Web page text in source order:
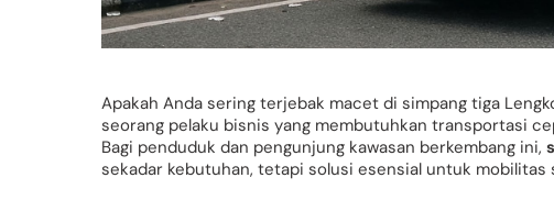
Apakah Anda sering terjebak macet di simpang tiga
seorang pelaku bisnis yang membutuhkan transportasi
Bagi penduduk dan pengunjung kawasan berkembang ini,
sekadar kebutuhan, tetapi solusi esensial untuk mobilitas